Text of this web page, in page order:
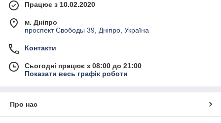
Працює з 10.02.2020
м. Дніпро
проспект Свободы 39, Дніпро, Україна
Контакти
Сьогодні працює з 08:00 до 21:00
Показати весь графік роботи
Про нас